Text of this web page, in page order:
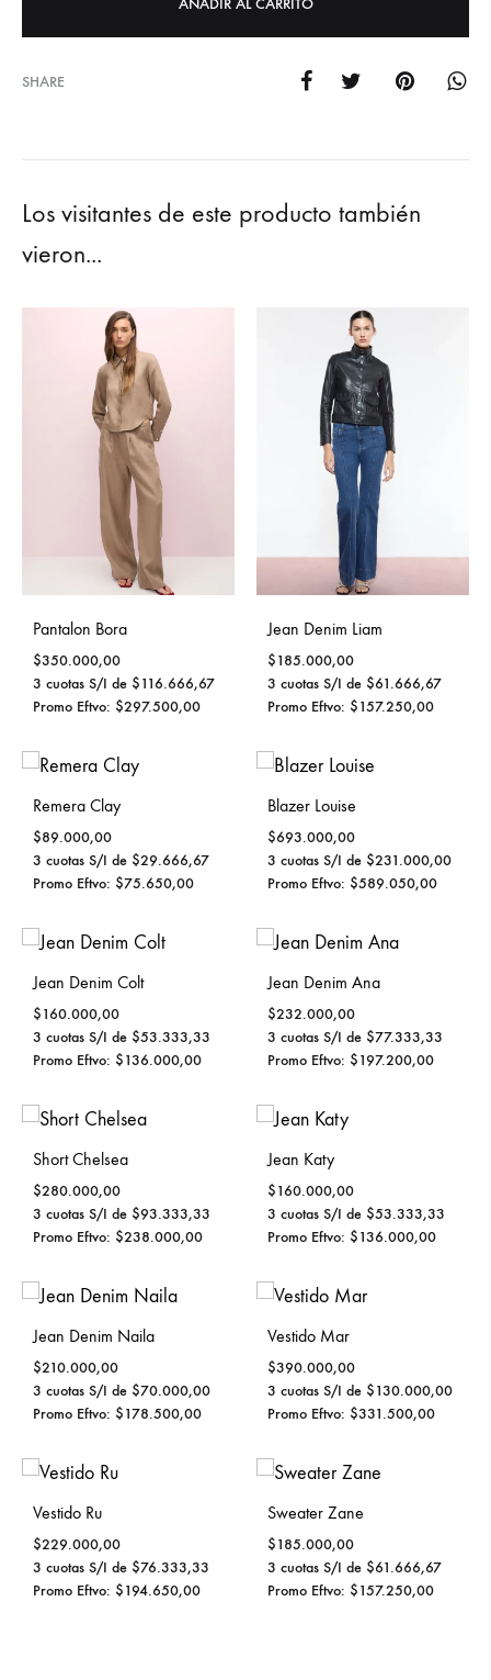
AÑADIR AL CARRITO
SHARE
Los visitantes de este producto también
vieron...
Pantalon Bora
$350.000,00
3 cuotas S/I de $116.666,67
Promo Eftvo: $297.500,00
Jean Denim Liam
$185.000,00
3 cuotas S/I de $61.666,67
Promo Eftvo: $157.250,00
Remera Clay
$89.000,00
3 cuotas S/I de $29.666,67
Promo Eftvo: $75.650,00
Blazer Louise
$693.000,00
3 cuotas S/I de $231.000,00
Promo Eftvo: $589.050,00
Jean Denim Colt
$160.000,00
3 cuotas S/I de $53.333,33
Promo Eftvo: $136.000,00
Jean Denim Ana
$232.000,00
3 cuotas S/I de $77.333,33
Promo Eftvo: $197.200,00
Short Chelsea
$280.000,00
3 cuotas S/I de $93.333,33
Promo Eftvo: $238.000,00
Jean Katy
$160.000,00
3 cuotas S/I de $53.333,33
Promo Eftvo: $136.000,00
Jean Denim Naila
$210.000,00
3 cuotas S/I de $70.000,00
Promo Eftvo: $178.500,00
Vestido Mar
$390.000,00
3 cuotas S/I de $130.000,00
Promo Eftvo: $331.500,00
Vestido Ru
$229.000,00
3 cuotas S/I de $76.333,33
Promo Eftvo: $194.650,00
Sweater Zane
$185.000,00
3 cuotas S/I de $61.666,67
Promo Eftvo: $157.250,00